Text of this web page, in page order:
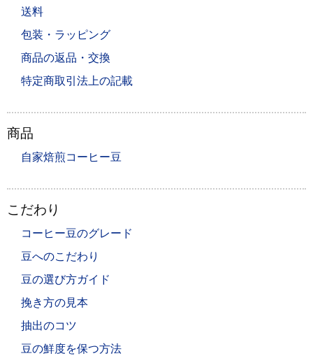
送料
包装・ラッピング
商品の返品・交換
特定商取引法上の記載
商品
自家焙煎コーヒー豆
こだわり
コーヒー豆のグレード
豆へのこだわり
豆の選び方ガイド
挽き方の見本
抽出のコツ
豆の鮮度を保つ方法